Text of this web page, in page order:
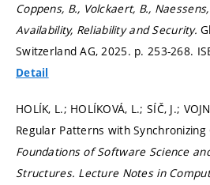
Coppens, B., Volckaert, B.,
Availability, Reliability and Security.
Switzerland AG, 2025. p. 253-268.
Detail
HOLÍK, L.; HOLÍKOVÁ, L.; SÍČ, J.;
Regular Patterns with Synchronizing
Foundations of Software Science
Structures. Lecture Notes in